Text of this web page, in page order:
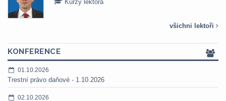
Kurzy lektora
všichni lektoři
KONFERENCE
01.10.2026
Trestní právo daňové - 1.10.2026
02.10.2026